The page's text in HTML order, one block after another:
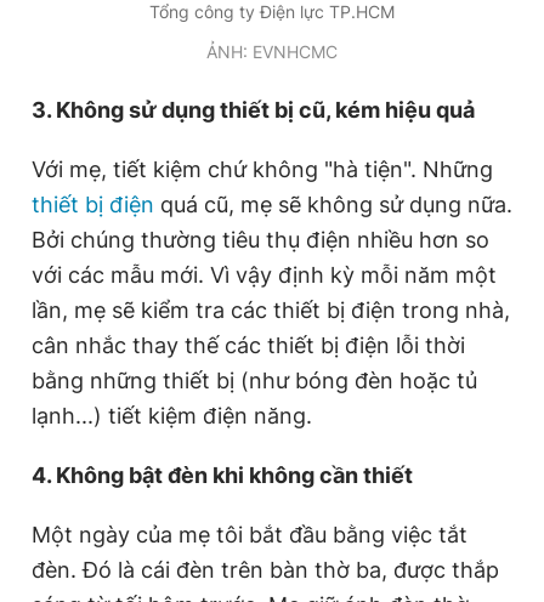
Tổng công ty Điện lực TP.HCM
ẢNH: EVNHCMC
3. Không sử dụng thiết bị cũ, kém hiệu quả
Với mẹ, tiết kiệm chứ không "hà tiện". Những
thiết bị điện quá cũ, mẹ sẽ không sử dụng nữa.
Bởi chúng thường tiêu thụ điện nhiều hơn so
với các mẫu mới. Vì vậy định kỳ mỗi năm một
lần, mẹ sẽ kiểm tra các thiết bị điện trong nhà,
cân nhắc thay thế các thiết bị điện lỗi thời
bằng những thiết bị (như bóng đèn hoặc tủ
lạnh...) tiết kiệm điện năng.
4. Không bật đèn khi không cần thiết
Một ngày của mẹ tôi bắt đầu bằng việc tắt
đèn. Đó là cái đèn trên bàn thờ ba, được thắp